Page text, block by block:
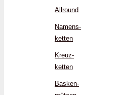
Allround
Namens­
ketten
Kreuz­
ketten
Basken­